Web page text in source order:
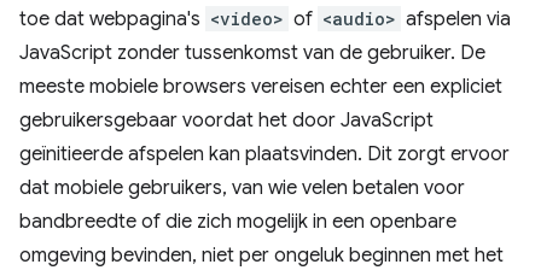
toe dat webpagina's <video> of <audio> afspelen via
JavaScript zonder tussenkomst van de gebruiker. De
meeste mobiele browsers vereisen echter een expliciet
gebruikersgebaar voordat het door JavaScript
geïnitieerde afspelen kan plaatsvinden. Dit zorgt ervoor
dat mobiele gebruikers, van wie velen betalen voor
bandbreedte of die zich mogelijk in een openbare
omgeving bevinden, niet per ongeluk beginnen met het